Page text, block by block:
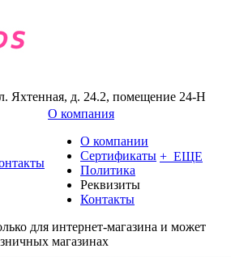
Яхтенная, д. 24.2, помещение 24-Н
О компания
О компании
Сертификаты
Политика
Реквизиты
Контакты
+ ЕЩЕ
для интернет-магазина и может
магазинах